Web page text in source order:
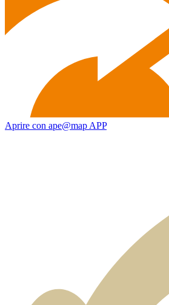
Aprire con ape@map APP